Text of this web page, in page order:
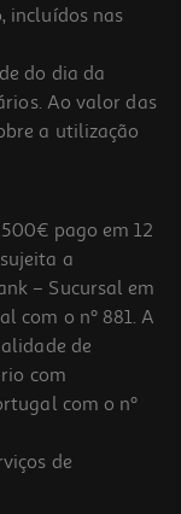
incluídos nas
do dia da
Ao valor das
a utilização
pago em 12
a
– Sucursal em
com o nº 881. A
de
com
com o nº
de